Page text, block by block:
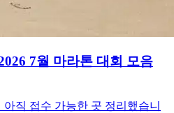
7월 마라톤 대회 모음
아직 접수 가능한 곳 정리했습니